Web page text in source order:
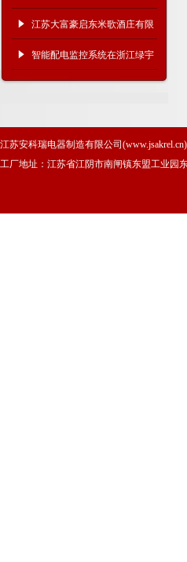
的应用
统
江苏大富豪启东米歌酒庄有限
公司电力监控系统的设计与应
用
智能配电监控系统在浙江绿宇
环保有限公司三期工程的应用
江苏安科瑞电器制造有限公司
工厂地址：江苏省江阴市南闸镇东盟工业园